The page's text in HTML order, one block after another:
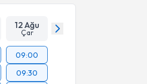
12 Ağu
Çar
09:00
09:30